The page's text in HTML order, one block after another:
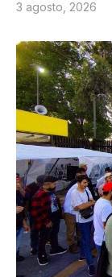
3 agosto, 2026